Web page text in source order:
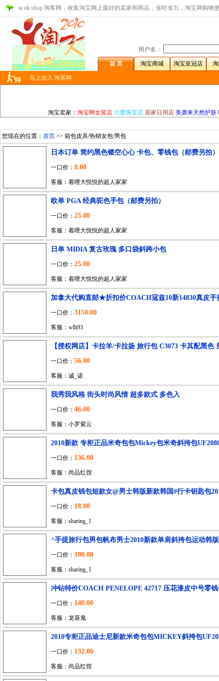
ta ok shop 淘客网，收集淘宝网上最好的卖家和商品，省时省力，淘宝网购物
用户名：
首 页 淘宝商城 淘宝皇冠店
马上加入 淘客网
淘宝卖家： 淘宝网女装店 久爱珠宝店 居家日用店 美袭来天然护肤
您现在的位置： 首页 >> 箱包皮具/热销女包/男包
日本订单 简约黑色镂空心心 卡包、零钱包（邮费另拍）
一口价： 8.00
客服：着哩大悦悦的超人家家
欧单 PGA 经典驼色手包（邮费另拍）
一口价： 25.00
客服：着哩大悦悦的超人家家
日单 MIDIA 复古玫瑰 多口袋斜跨小包
一口价： 25.00
客服：着哩大悦悦的超人家家
加拿大代购直邮★折扣价COACH寇兹10新14830真皮手
一口价： 3150.00
客服：wlh93
【授权网店】卡拉羊/卡拉扬 旅行包 C3073 卡其配黑色
一口价： 56.00
客服：诚_诺
我秀我风格 街头时尚风情 超多款式 多色入
一口价： 46.00
客服：小罗紫云
2010新款 专柜正品米奇包包Mickey包米奇斜挎包
一口价： 136.00
客服：尚品红馆
卡包真皮钱包短款女@男士韩版新款韩国#行卡钥匙包
一口价： 18.00
客服：sharing_1
^手提旅行包男包帆布男士2010新款单肩斜挎包运动韩
一口价： 108.00
客服：sharing_1
冲钻特价COACH PENELOPE 42717 压花漆皮中号零
一口价： 140.00
客服：龙葵鬼
2010专柜正品迪士尼新款米奇包包MICKEY斜挎包
一口价： 132.00
客服：尚品红馆